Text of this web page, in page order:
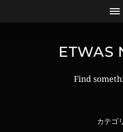
ETWAS
Find
カテゴ